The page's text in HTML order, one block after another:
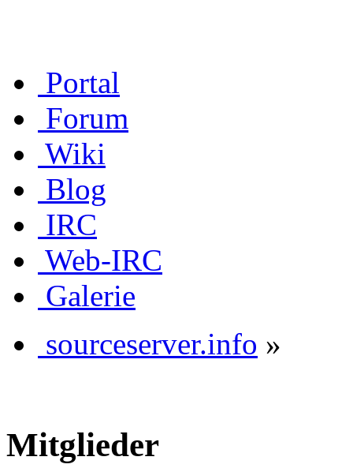
Portal
Forum
Wiki
Blog
IRC
Web-IRC
Galerie
sourceserver.info »
Mitglieder